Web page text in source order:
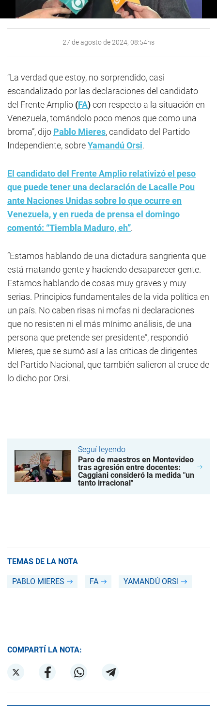
27 de agosto de 2024, 08:54hs
“La verdad que estoy, no sorprendido, casi
escandalizado por las declaraciones del candidato
del Frente Amplio (FA)con respecto a la situación en
Venezuela, tomándolo poco menos que como una
broma”, dijo Pablo Mieres, candidato del Partido
Independiente, sobreYamandú Orsi.
El candidato del Frente Amplio relativizó el peso
que puede tener una declaración de Lacalle Pou
ante Naciones Unidas sobre lo que ocurre en
Venezuela, y en rueda de prensa el domingo
comentó: “Tiembla Maduro, eh”.
“Estamos hablando de una dictadura sangrienta que
está matando gente y haciendo desaparecer gente.
Estamos hablando de cosas muy graves y muy
serias. Principios fundamentales de la vida política en
un país. No caben risas ni mofas ni declaraciones
que no resisten ni el más mínimo análisis, de una
persona que pretende ser presidente”, respondió
Mieres, que se sumó así a las críticas de dirigentes
del Partido Nacional, que también salieron al cruce de
lo dicho por Orsi.
Seguí leyendo
Paro de maestros en Montevideo
tras agresión entre docentes:
Caggiani consideró la medida "un
tanto irracional"
TEMAS DE LA NOTA
PABLO MIERES FA YAMANDÚ ORSI
COMPARTÍ LA NOTA: